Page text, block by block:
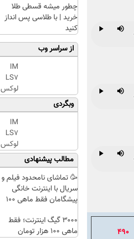
490
چطور میشه قسطی طلا
خرید | با طلاسی پس انداز
کنید
از سراسر وب
IM
LS7
لوکس
ترین
شاسی
بلند
برقی
ایران
وبگردی
IM
LS7
لوکس
ترین
شاسی
بلند
برقی
ایران
مطالب پیشنهادی
🥳 تماشای نامحدود فیلم و
سریال با اینترنت خانگی
پیشگامان فقط ماهی 100
3000 گیگ اینترنت؛ فقط
ماهی 100 هزار تومان